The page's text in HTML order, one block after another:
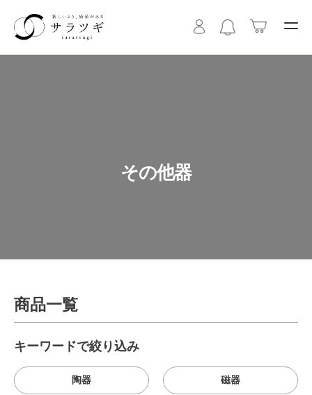
その他器
商品一覧
キーワードで絞り込み
陶器 磁器